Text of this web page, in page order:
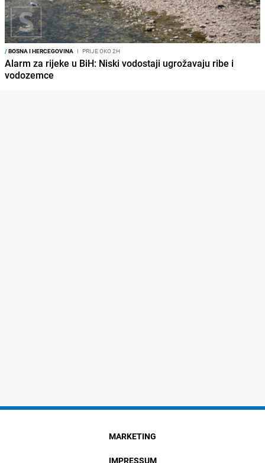
/BOSNA I HERCEGOVINA I PRIJE OKO 2H
Alarm za rijeke u BiH: Niski vodostaji ugrožavaju ribe i
vodozemce
MARKETING
IMPRESSUM